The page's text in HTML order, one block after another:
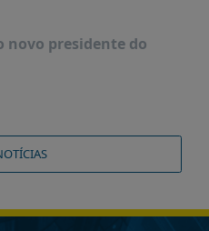
novo presidente do